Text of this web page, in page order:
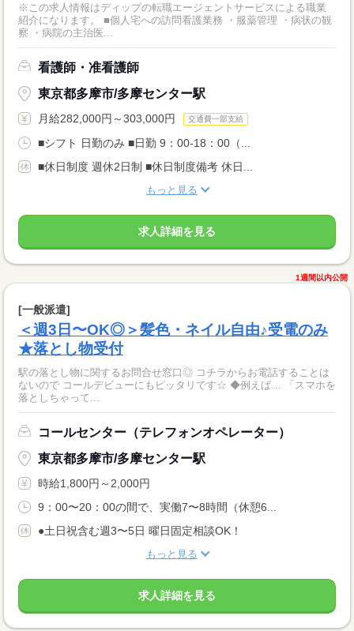
※この求人情報はディップの転職エージェントサービスによる職業
紹介になります。 ■個人宅への訪問看護業務 ・服薬管理 ・病状の観
察 ・病院の主治医...
看護師・准看護師
東京都多摩市/多摩センター駅
月給282,000円～303,000円 交通費一部支給
■シフト 日勤のみ ■日勤 9：00-18：00（...
■休日制度 週休2日制 ■休日制度備考 休日...
もっと見る
求人詳細を見る
1週間以内公開
[一般派遣]
＜週3日〜OK◎＞髪色・ネイル自由♪受電のみ
★落とし物受付
駅の落とし物に関するお問合せ窓口◎ コチラからお電話することは
ないので コールデビューにもピッタリです☆ ◆例えば… 「スマホを
落としちゃって...
コールセンター（テレフォンオペレーター）
東京都多摩市/多摩センター駅
時給1,800円～2,000円
9：00〜20：00の間で、実働7〜8時間（休憩6...
●土日祝含む週3〜5日 曜日固定相談OK！
もっと見る
求人詳細を見る